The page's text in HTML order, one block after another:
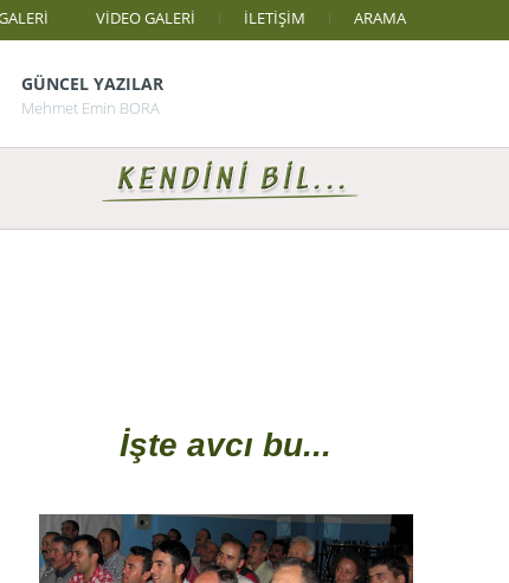
VİDEO GALERİ İLETİŞİM ARAMA
GÜNCEL YAZILAR
Mehmet Emin BORA
İşte avcı bu...